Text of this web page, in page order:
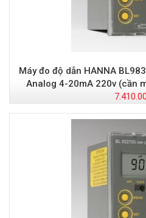
Máy đo độ dẫn HANNA
Analog 4-20mA 220v (cần